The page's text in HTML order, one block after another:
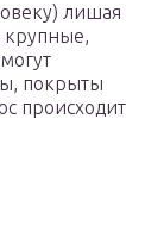
лишая
крупные,
покрыты
происходит